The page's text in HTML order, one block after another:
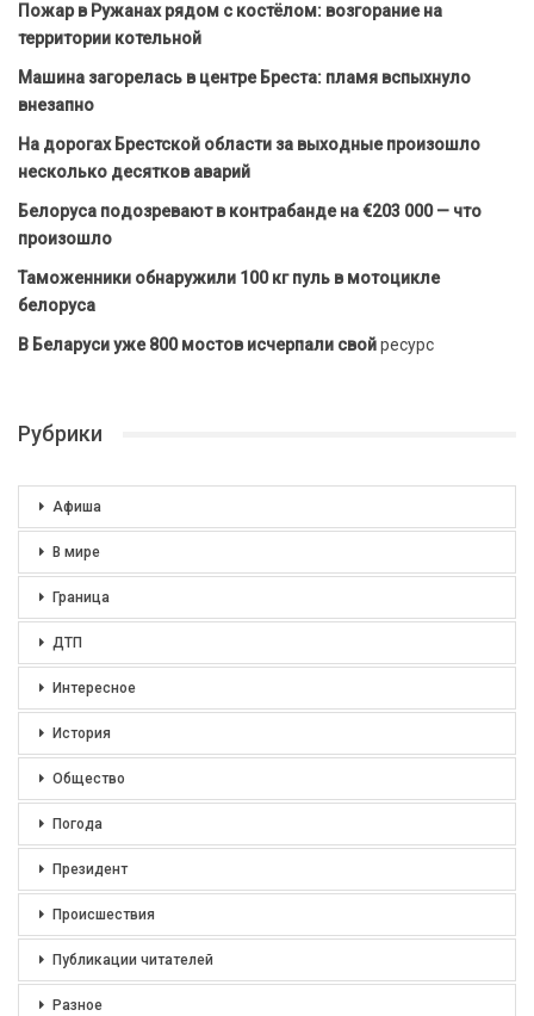
Пожар в Ружанах рядом с костёлом: возгорание на
территории котельной
Машина загорелась в центре Бреста: пламя вспыхнуло
внезапно
На дорогах Брестской области за выходные произошло
несколько десятков аварий
Белоруса подозревают в контрабанде на €203 000 — что
произошло
Таможенники обнаружили 100 кг пуль в мотоцикле
белоруса
В Беларуси уже 800 мостов исчерпали свойресурс
Рубрики
Афиша
В мире
Граница
ДТП
Интересное
История
Общество
Погода
Президент
Происшествия
Публикации читателей
Разное